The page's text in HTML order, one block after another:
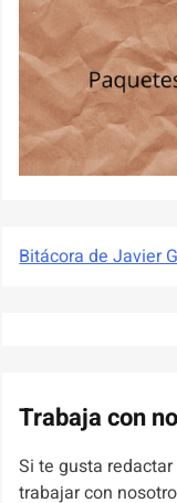
Bitácora de Javier
Trabaja con
Si te gusta
trabajar con